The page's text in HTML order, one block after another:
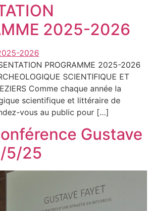
2025-2026
PROGRAMME 2025-2026
SCIENTIFIQUE ET
Comme chaque année la
scientifique et littéraire de
vous au public pour […]
Gustave
5/25